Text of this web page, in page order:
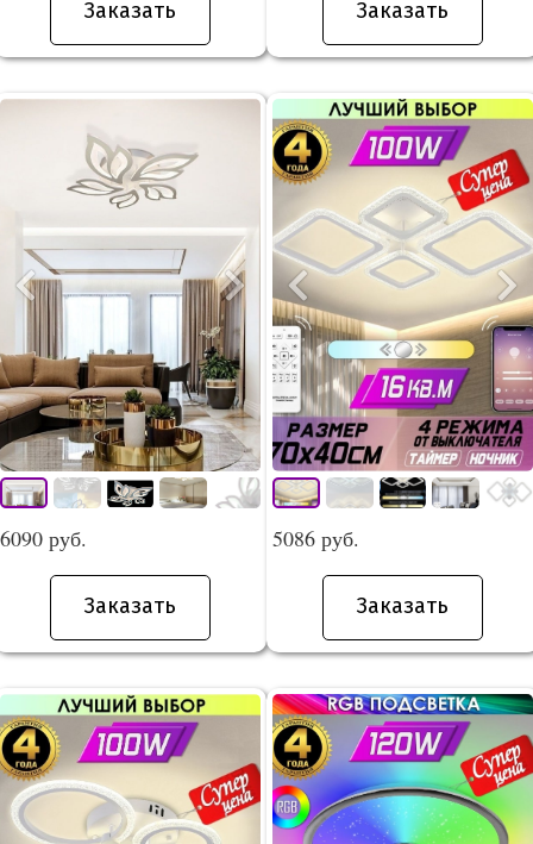
Заказать Заказать
6090 руб.
Заказать
5086 руб.
Заказать